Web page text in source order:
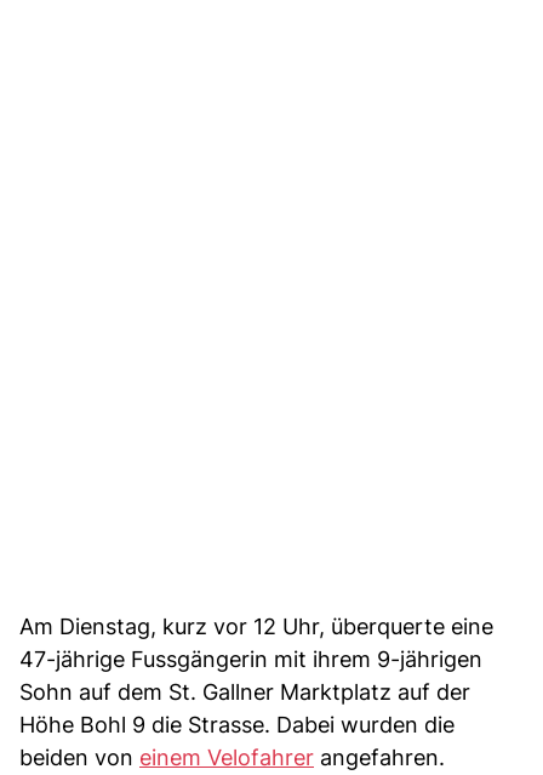
Am Dienstag, kurz vor 12 Uhr, überquerte eine
47-jährige Fussgängerin mit ihrem 9-jährigen
Sohn auf dem St. Gallner Marktplatz auf der
Höhe Bohl 9 die Strasse. Dabei wurden die
beiden von einem Velofahrer angefahren.